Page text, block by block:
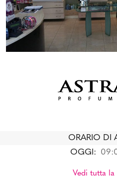
ORARIO DI
OGGI:
Vedi tutta la